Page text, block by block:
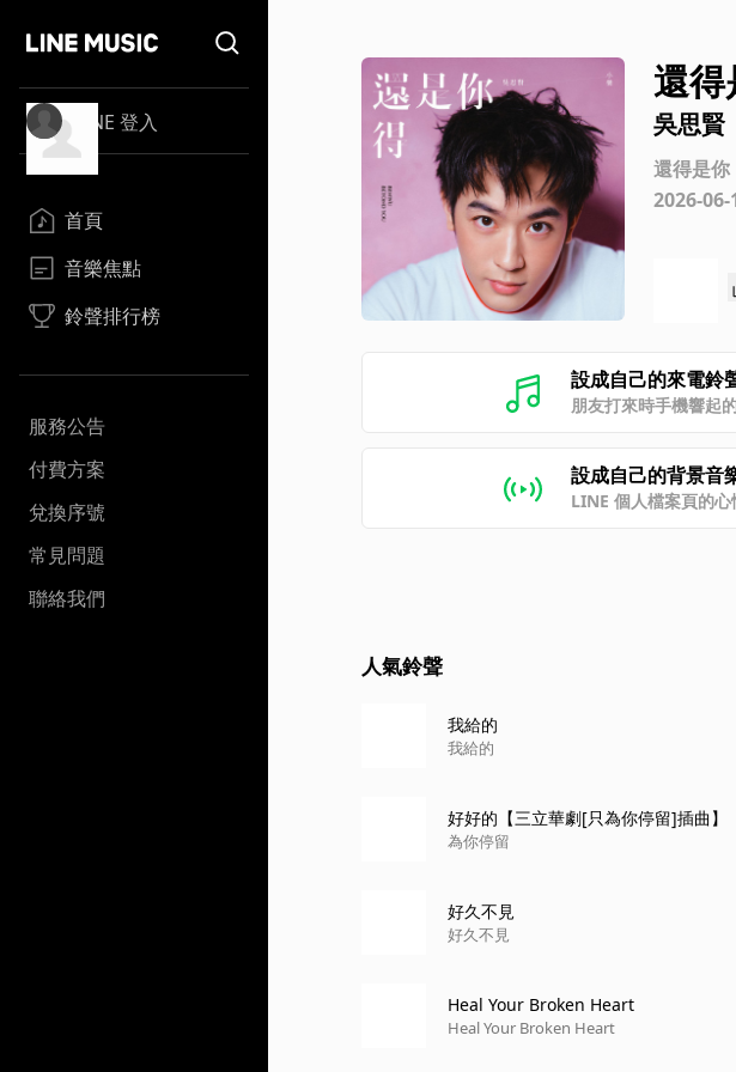
LINE 登入
首頁
音樂焦點
鈴聲排行榜
服務公告
付費方案
兌換序號
常見問題
聯絡我們
還得
吳思賢
還得是你
2026-06-
設成自己的來電鈴
朋友打來時手機響起
設成自己的背景音
LINE 個人檔案頁的心
人氣鈴聲
我給的
我給的
好好的【三立華劇[只為你停留]插曲】
為你停留
好久不見
好久不見
Heal Your Broken Heart
Heal Your Broken Heart